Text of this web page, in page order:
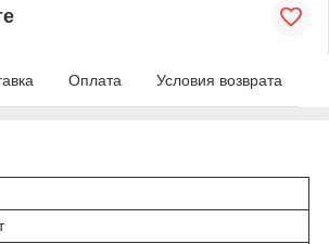
Оплата Условия возврата